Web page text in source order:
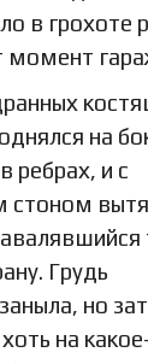
в грохоте
момент
на
ребрах, и с
Грудь
но
на